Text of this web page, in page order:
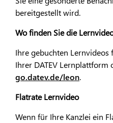
bereitgestellt wird.
Wo finden Sie die
Ihre gebuchten
Ihrer DATEV Lernplattform
go.datev.de/leon.
Flatrate Lernvideo
Wenn für Ihre Kanzlei ein